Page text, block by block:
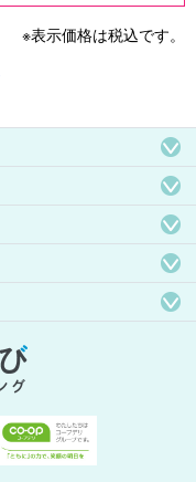
※表示価格は税込です。